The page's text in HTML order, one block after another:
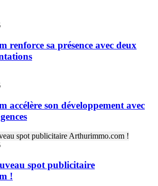
renforce sa présence avec deux
accélère son développement avec
spot publicitaire
!